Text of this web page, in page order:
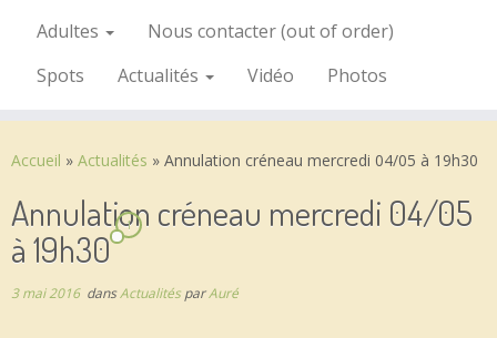
Adultes
Nous contacter (out of order)
Spots
Actualités Vidéo Photos
Accueil » Actualités » Annulation créneau mercredi 04/05 à 19h30
Annulation créneau mercredi 04/05
à 19h30
1
3 mai 2016dansActualités parAuré